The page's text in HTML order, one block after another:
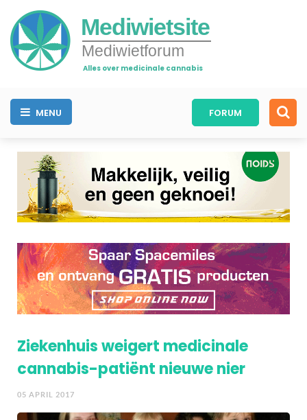
Mediwietsite
Mediwietforum
Alles over medicinale cannabis
MENU FORUM
Ziekenhuis weigert medicinale
cannabis-patiënt nieuwe nier
05 APRIL 2017